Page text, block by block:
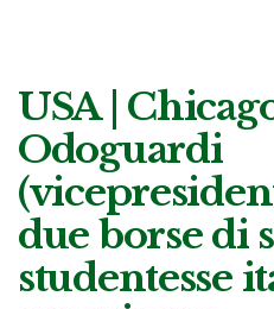
USA |
Odoguardi
due borse di
studentesse